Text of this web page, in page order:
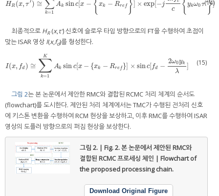
HR (x, τ ′) ≅ ∑
k=1
Ak sinc[x − xk − Rref ] × exp[−j
c
ykω0τ' ]
H R(x τ′ ≅∑k =1KAksinc x −{x k−Rref}]×exp[ −j4π fcc{ykω0τ ′} ] (14)
최종적으로 HR(x,τ′) 신호에 슬로우 타임 방향으로의 FT을 수행하여 초점이
맞는 ISAR 영상 I(x,fd)를 형성한다.
I(x, fd ) ≅ ∑
k=1
K
Ak sin c[x − {xk − Rre f}] × sinc[fd −
2ω0yk
λ
]
(x,f )≅ k=1 KAksinc [x−{xk− Rr ef}]×sin c[ fd−2ω 0y kλ]
(15)
그림 2는 본 논문에서 제안한 RMC와 결합된 RCMC 처리 체계의 순서도
(flowchart)를 도시한다. 제안된 처리 체계에서는 TMC가 수행된 전처리 신호
에 키스톤 변환을 수행하여 RCM 현상을 보상하고, 이후 RMC를 수행하여 ISAR
영상의 도플러 방향으로의 퍼짐 현상을 보상한다.
그림 2. | Fig. 2.본 논문에서 제안된 RMC와
결합된 RCMC 프로세싱 체인 | Flowchart of
the proposed processing chain.
Download Original Figure